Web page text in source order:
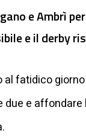
e Ambrì
e il derby
fatidico
e